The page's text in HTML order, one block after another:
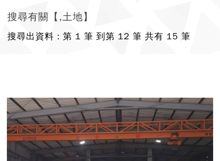
搜尋有關【,土地】
搜尋出資料 : 第 1 筆 到第 12 筆 共有 15 筆